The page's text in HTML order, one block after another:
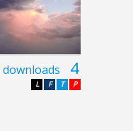
downloads 4
P
T
F
L